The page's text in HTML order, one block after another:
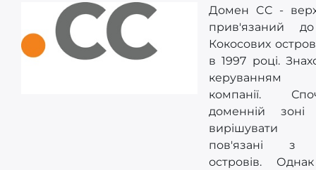
Домен CC -
прив'язаний до
Кокосових
в 1997 році.
керуванням
компанії.
доменній зоні
вирішувати
пов'язані з
островів.